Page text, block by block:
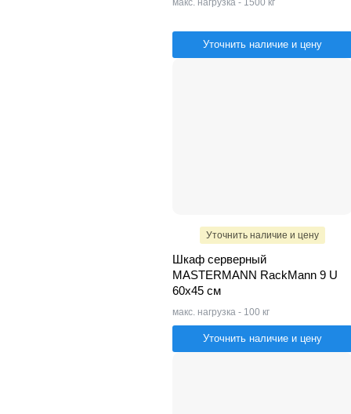
макс. нагрузка - 1500 кг
Уточнить наличие и цену
Уточнить наличие и цену
Шкаф серверный
MASTERMANN RackMann 9 U
60х45 см
макс. нагрузка - 100 кг
Уточнить наличие и цену